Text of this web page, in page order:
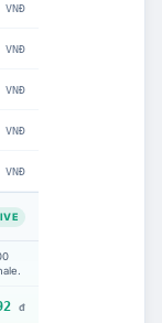
VNĐ
VNĐ
VNĐ
VNĐ
VNĐ
đ